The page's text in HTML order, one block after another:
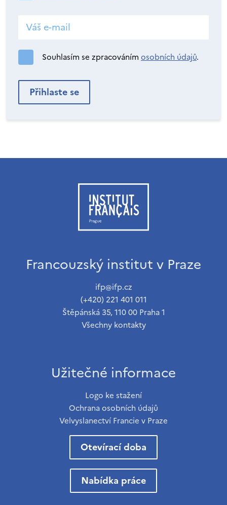
Souhlasím se zpracováním osobních údajů.
Francouzský institut v Praze
ifp@ifp.cz
(+420) 221 401 011
Štěpánská 35, 110 00 Praha 1
Všechny kontakty
Užitečné informace
Logo ke stažení
Ochrana osobních údajů
Velvyslanectví Francie v Praze
Otevírací doba
Nabídka práce